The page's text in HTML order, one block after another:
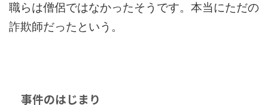
職らは僧侶ではなかったそうです。本当にただの
詐欺師だったという。
事件のはじまり